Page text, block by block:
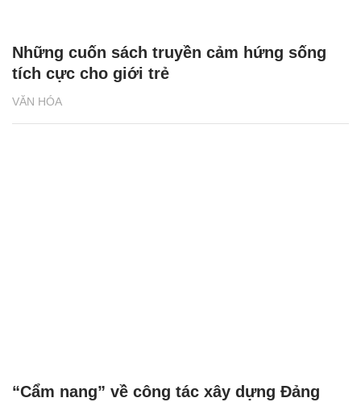
VĂN HÓA
Những cuốn sách truyền cảm hứng sống
tích cực cho giới trẻ
“Cẩm nang” về công tác xây dựng Đảng